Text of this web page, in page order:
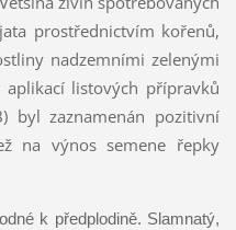
prostřednictvím kořenů,
nadzemními zelenými
listových přípravků
byl zaznamenán pozitivní
na výnos semene řepky
k předplodině. Slamnatý,